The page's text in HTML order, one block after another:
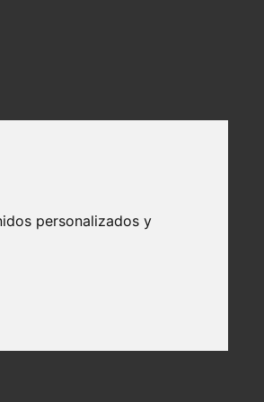
personalizados y